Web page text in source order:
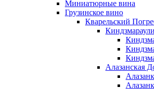
Миниатюрные вина
Грузинское вино
Кварельский
Киндзмараули
Алазанская